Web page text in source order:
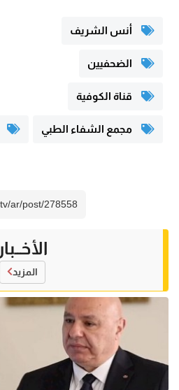
أنس الشريف
الضحفيين
قناة الكوفية
مجمع الشفاء الطبي
الأخــبار
المزيد